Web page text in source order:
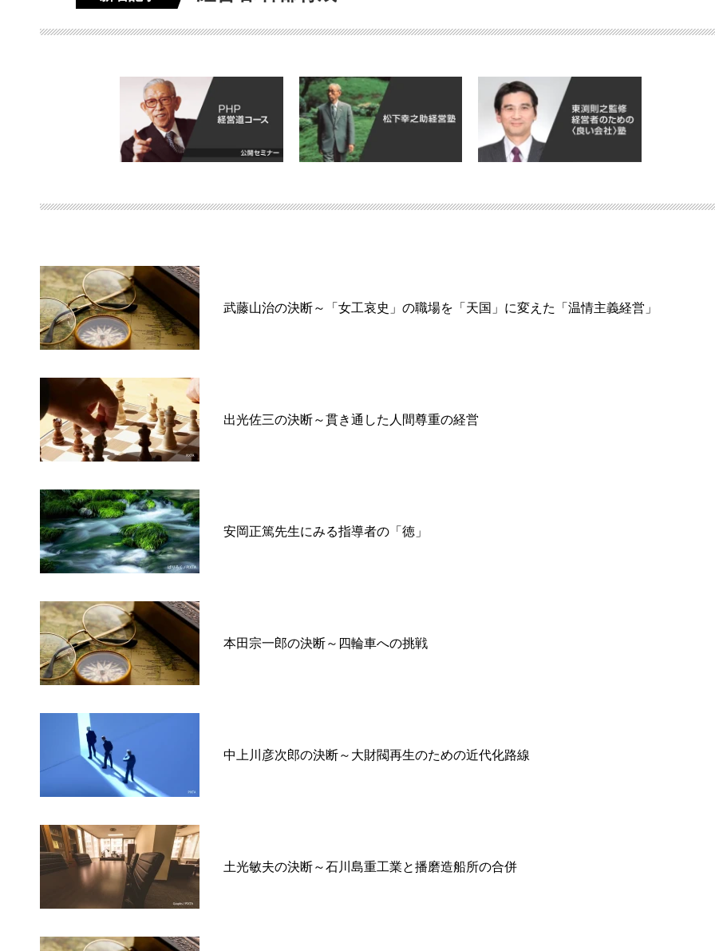
武藤山治の決断～「女工哀史」の職場を「天国」に変えた「温情主義経営」
出光佐三の決断～貫き通した人間尊重の経営
安岡正篤先生にみる指導者の「徳」
本田宗一郎の決断～四輪車への挑戦
中上川彦次郎の決断～大財閥再生のための近代化路線
土光敏夫の決断～石川島重工業と播磨造船所の合併